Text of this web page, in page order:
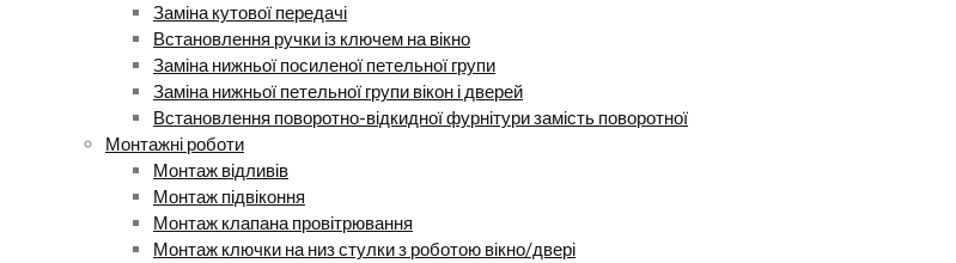
Заміна кутової передачі
Встановлення ручки із ключем на вікно
Заміна нижньої посиленої петельної групи
Заміна нижньої петельної групи вікон і дверей
Встановлення поворотно-відкидної фурнітури замість поворотної
Монтажні роботи
Монтаж відливів
Монтаж підвіконня
Монтаж клапана провітрювання
Монтаж ключки на низ стулки з роботою вікно/двері